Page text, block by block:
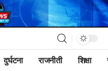
दुर्घटना राजनीती शिक्षा